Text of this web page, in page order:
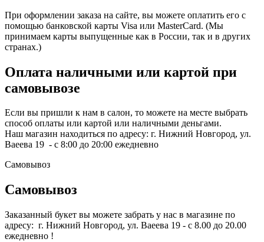
При оформлении заказа на сайте, вы можете оплатить его с
помощью банковской карты Visa или MasterCard. (Мы
принимаем карты выпущенные как в России, так и в других
странах.)
Оплата наличными или картой при
самовывозе
Если вы пришли к нам в салон, то можете на месте выбрать
способ оплаты или картой или наличными деньгами.
Наш магазин находиться по адресу: г. Нижний Новгород, ул.
Ваеева 19 - с 8:00 до 20:00 ежедневно
Самовывоз
Самовывоз
Заказанный букет вы можете забрать у нас в магазине по
адресу: г. Нижний Новгород, ул. Ваеева 19 - с 8.00 до 20.00
ежедневно !